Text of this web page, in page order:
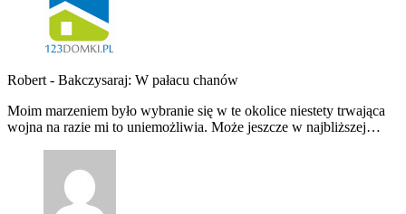
Robert - Bakczysaraj: W pałacu chanów
Moim marzeniem było wybranie się w te okolice niestety trwająca
wojna na razie mi to uniemożliwia. Może jeszcze w najbliższej…